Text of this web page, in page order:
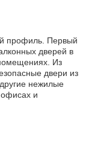
профиль. Первый
дверей в
Из
двери из
нежилые
и